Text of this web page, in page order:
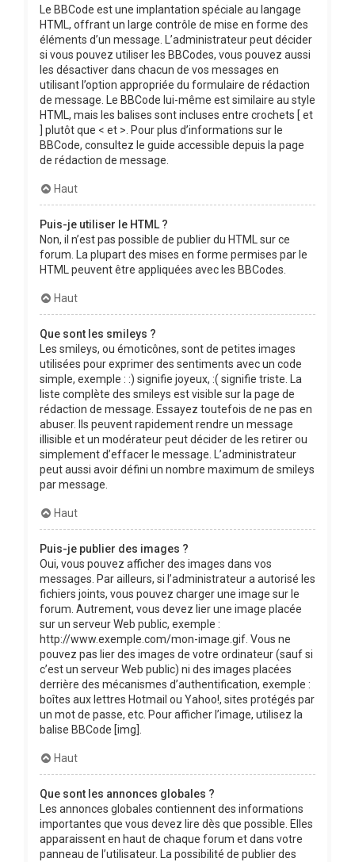
Le BBCode est une implantation spéciale au langage
HTML, offrant un large contrôle de mise en forme des
éléments d’un message. L’administrateur peut décider
si vous pouvez utiliser les BBCodes, vous pouvez aussi
les désactiver dans chacun de vos messages en
utilisant l’option appropriée du formulaire de rédaction
de message. Le BBCode lui-même est similaire au style
HTML, mais les balises sont incluses entre crochets [ et
] plutôt que < et >. Pour plus d’informations sur le
BBCode, consultez le guide accessible depuis la page
de rédaction de message.
Haut
Puis-je utiliser le HTML ?
Non, il n’est pas possible de publier du HTML sur ce
forum. La plupart des mises en forme permises par le
HTML peuvent être appliquées avec les BBCodes.
Haut
Que sont les smileys ?
Les smileys, ou émoticônes, sont de petites images
utilisées pour exprimer des sentiments avec un code
simple, exemple : :) signifie joyeux, :( signifie triste. La
liste complète des smileys est visible sur la page de
rédaction de message. Essayez toutefois de ne pas en
abuser. Ils peuvent rapidement rendre un message
illisible et un modérateur peut décider de les retirer ou
simplement d’effacer le message. L’administrateur
peut aussi avoir défini un nombre maximum de smileys
par message.
Haut
Puis-je publier des images ?
Oui, vous pouvez afficher des images dans vos
messages. Par ailleurs, si l’administrateur a autorisé les
fichiers joints, vous pouvez charger une image sur le
forum. Autrement, vous devez lier une image placée
sur un serveur Web public, exemple :
http://www.exemple.com/mon-image.gif. Vous ne
pouvez pas lier des images de votre ordinateur (sauf si
c’est un serveur Web public) ni des images placées
derrière des mécanismes d’authentification, exemple :
boîtes aux lettres Hotmail ou Yahoo!, sites protégés par
un mot de passe, etc. Pour afficher l’image, utilisez la
balise BBCode [img].
Haut
Que sont les annonces globales ?
Les annonces globales contiennent des informations
importantes que vous devez lire dès que possible. Elles
apparaissent en haut de chaque forum et dans votre
panneau de l’utilisateur. La possibilité de publier des